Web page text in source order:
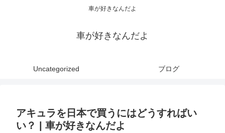
車が好きなんだよ
車が好きなんだよ
Uncategorized ブログ
アキュラを日本で買うにはどうすればい
い？ | 車が好きなんだよ